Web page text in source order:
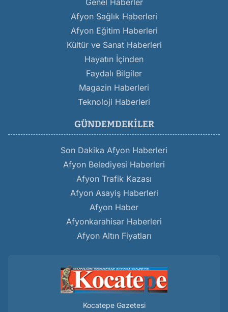
Afyon Sağlık Haberleri
Afyon Eğitim Haberleri
Kültür ve Sanat Haberleri
Hayatın İçinden
Faydalı Bilgiler
Magazin Haberleri
Teknoloji Haberleri
GÜNDEMDEKILER
Son Dakika Afyon Haberleri
Afyon Belediyesi Haberleri
Afyon Trafik Kazası
Afyon Asayiş Haberleri
Afyon Haber
Afyonkarahisar Haberleri
Afyon Altın Fiyatları
Kocatepe Gazetesi